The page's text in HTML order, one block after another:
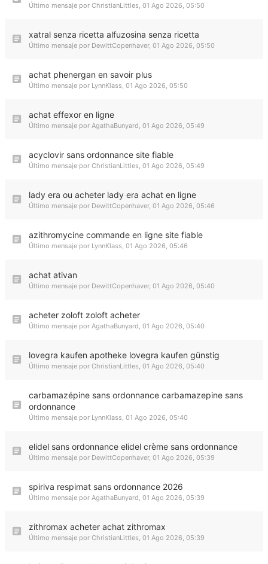
Último mensaje por ChristianLittles, 01 Ago 2026, 05:50
xatral senza ricetta alfuzosina senza ricetta
Último mensaje por DewittCopenhaver, 01 Ago 2026, 05:50
achat phenergan en savoir plus
Último mensaje por LynnKlass, 01 Ago 2026, 05:50
achat effexor en ligne
Último mensaje por AgathaBunyard, 01 Ago 2026, 05:49
acyclovir sans ordonnance site fiable
Último mensaje por ChristianLittles, 01 Ago 2026, 05:49
lady era ou acheter lady era achat en ligne
Último mensaje por DewittCopenhaver, 01 Ago 2026, 05:46
azithromycine commande en ligne site fiable
Último mensaje por LynnKlass, 01 Ago 2026, 05:46
achat ativan
Último mensaje por DewittCopenhaver, 01 Ago 2026, 05:40
acheter zoloft zoloft acheter
Último mensaje por AgathaBunyard, 01 Ago 2026, 05:40
lovegra kaufen apotheke lovegra kaufen günstig
Último mensaje por ChristianLittles, 01 Ago 2026, 05:40
carbamazépine sans ordonnance carbamazepine sans
ordonnance
Último mensaje por LynnKlass, 01 Ago 2026, 05:40
elidel sans ordonnance elidel crème sans ordonnance
Último mensaje por DewittCopenhaver, 01 Ago 2026, 05:39
spiriva respimat sans ordonnance 2026
Último mensaje por AgathaBunyard, 01 Ago 2026, 05:39
zithromax acheter achat zithromax
Último mensaje por ChristianLittles, 01 Ago 2026, 05:39